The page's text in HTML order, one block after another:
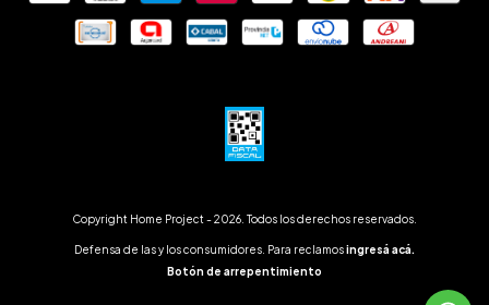
Copyright Home Project - 2026. Todos los derechos reservados.
Defensa de las y los consumidores. Para reclamosingresá acá.
Botón de arrepentimiento